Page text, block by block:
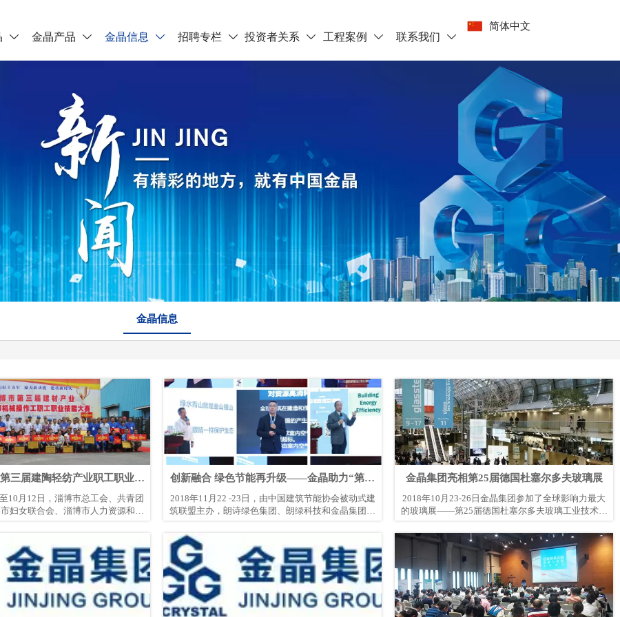
 金晶产品  金晶信息  招聘专栏  投资者关系  工程案例  联系我们 
简体中文
金晶信息
三届建陶轻纺产业职工职业技
大赛决赛中获殊荣
10月12日，淄博市总工会、共青团
妇女联合会、淄博市人力资源和社
举办了淄博市第三届建陶轻纺产业职
赛。本次大赛设立起重装卸机械操
织染色工、农产品食品检验员4个比
有28支代表队148名选手进入了决
晶科技股份有限公司刘洪亮等5人分
综合成绩第一名，山东金晶科技股
等117人分别获得4个工种个人综合
创新融合 绿色节能再升级——金晶助力“第五
届中国被动式建筑发展高峰论坛”圆满落幕
2018年11月22 -23日，由中国建筑节能协会被动式建
筑联盟主办，朗诗绿色集团、朗绿科技和金晶集团等
国家会展中心成功举办。此次论坛以“被动式建筑，让
生活更美好”为主题，邀请了政府、高校、协会、专
家、学者及行业代表共300余位嘉宾参加，共同分享和
探讨被动式建筑在实践与应用中的政策解读、创新设
计、施工经验、选材策略等热点话题。
金晶集团亮相第25届德国杜塞尔多夫玻璃展
2018年10月23-26日金晶集团参加了全球影响力最大
的玻璃展——第25届德国杜塞尔多夫玻璃工业技术展
的1280家企业参展和来自120多个国家的超过42000名
参观商。